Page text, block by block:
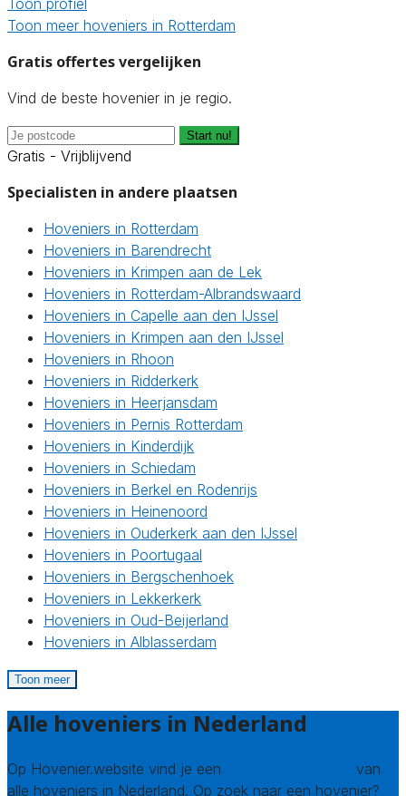
Toon meer hoveniers in Rotterdam
Gratis offertes vergelijken
Vind de beste hovenier in je regio.
Start nu!
Gratis - Vrijblijvend
Specialisten in andere plaatsen
Hoveniers in Rotterdam
Hoveniers in Barendrecht
Hoveniers in Krimpen aan de Lek
Hoveniers in Rotterdam-Albrandswaard
Hoveniers in Capelle aan den IJssel
Hoveniers in Krimpen aan den IJssel
Hoveniers in Rhoon
Hoveniers in Ridderkerk
Hoveniers in Heerjansdam
Hoveniers in Pernis Rotterdam
Hoveniers in Kinderdijk
Hoveniers in Schiedam
Hoveniers in Berkel en Rodenrijs
Hoveniers in Heinenoord
Hoveniers in Ouderkerk aan den IJssel
Hoveniers in Poortugaal
Hoveniers in Bergschenhoek
Hoveniers in Lekkerkerk
Hoveniers in Oud-Beijerland
Hoveniers in Alblasserdam
Toon meer
Alle hoveniers in Nederland
Op Hovenier.website vind je een
van
alle hoveniers in Nederland. Op zoek naar een hovenier?